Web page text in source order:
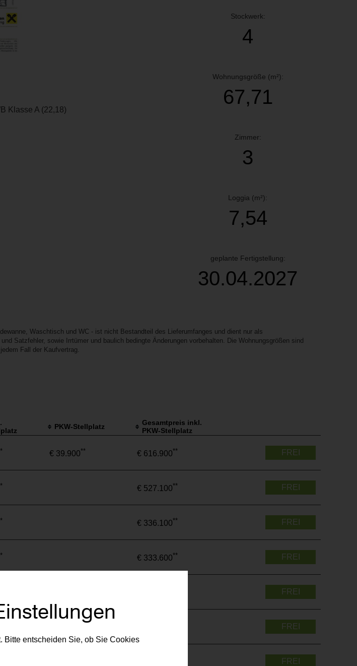
Stockwerk:
4
Wohnungsgröße (m²):
67,71
Zimmer:
3
Loggia (m²):
7,54
geplante Fertigstellung:
30.04.2027
Klasse A (22,18)
Waschtisch und WC - ist nicht Bestandteil des Lieferumfanges und dient nur als
Satzfehler, sowie Irrtümer und baulich bedingte Änderungen vorbehalten. Die Wohnungsgrößen sind
Fall der Kaufvertrag.
PKW-Stellplatz
Gesamtpreis inkl.
PKW-Stellplatz
€ 39.900** € 616.900** FREI
€ 527.100** FREI
€ 336.100** FREI
€ 333.600** FREI
FREI
FREI
FREI
Bitte entscheiden Sie, ob Sie Cookies